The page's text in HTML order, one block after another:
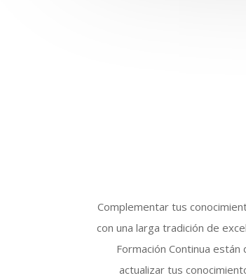
Complementar tus
con una larga tradición de
Formación Continua
actualizar tus